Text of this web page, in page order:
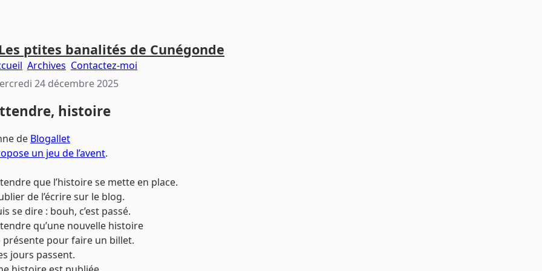
ptites banalités de Cunégonde
Archives Contactez-moi
24 décembre 2025
histoire
de Blogallet
un jeu de l’avent.
que l’histoire se mette en place.
de l’écrire sur le blog.
se dire : bouh, c’est passé.
qu’une nouvelle histoire
présente pour faire un billet.
jours passent.